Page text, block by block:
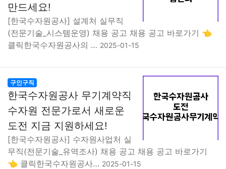
만드세요!
[한국수자원공사] 설계처 실무직
(전문기술_시스템운영) 채용 공고 채용 공고 바로가기 👈
클릭한국수자원공사의 … 2025-01-15
구인구직
한국수자원공사 무기계약직
수자원 전문가로서 새로운
도전 지금 지원하세요!
[한국수자원공사] 수자원사업처 실
무직(전문기술_유역조사) 채용 공고 채용 공고 바로가기
👈 클릭한국수자원공사… 2025-01-15